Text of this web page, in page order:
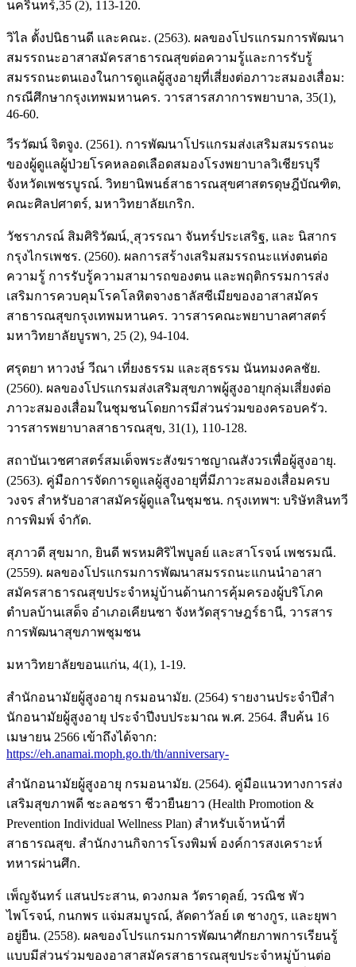
นครินทร์,35 (2), 113-120.
วิไล ตั้งปนิธานดี และคณะ. (2563). ผลของโปรแกรมการพัฒนา
สมรรถนะอาสาสมัครสาธารณสุขต่อความรู้และการรับรู้
สมรรถนะตนเองในการดูแลผู้สูงอายุที่เสี่ยงต่อภาวะสมองเสื่อม:
กรณีศึกษากรุงเทพมหานคร. วารสารสภาการพยาบาล, 35(1),
46-60.
วีรวัฒน์ จิตจูง. (2561). การพัฒนาโปรแกรมส่งเสริมสมรรถนะ
ของผู้ดูแลผู้ป่วยโรคหลอดเลือดสมองโรงพยาบาลวิเชียรบุรี
จังหวัดเพชรบูรณ์. วิทยานิพนธ์สาธารณสุขศาสตรดุษฎีบัณฑิต,
คณะศิลปศาตร์, มหาวิทยาลัยเกริก.
วัชราภรณ์ สิมศิริวัฒน์, ุสุวรรณา จันทร์ประเสริฐ, และ นิสากร
กรุงไกรเพชร. (2560). ผลการสร้างเสริมสมรรถนะแห่งตนต่อ
ความรู้ การรับรู้ความสามารถของตน และพฤติกรรมการส่ง
เสริมการควบคุมโรคโลหิตจางธาลัสซีเมียของอาสาสมัคร
สาธารณสุขกรุงเทพมหานคร. วารสารคณะพยาบาลศาสตร์
มหาวิทยาลัยบูรพา, 25 (2), 94-104.
ศรุตยา หาวงษ์ วีณา เที่ยงธรรม และสุธรรม นันทมงคลชัย.
(2560). ผลของโปรแกรมส่งเสริมสุขภาพผู้สูงอายุกลุ่มเสี่ยงต่อ
ภาวะสมองเสื่อมในชุมชนโดยการมีส่วนร่วมของครอบครัว.
วารสารพยาบาลสาธารณสุข, 31(1), 110-128.
สถาบันเวชศาสตร์สมเด็จพระสังฆราชญาณสังวรเพื่อผู้สูงอายุ.
(2563). คู่มือการจัดการดูแลผู้สูงอายุที่มีภาวะสมองเสื่อมครบ
วงจร สำหรับอาสาสมัครผู้ดูแลในชุมชน. กรุงเทพฯ: บริษัทสินทวี
การพิมพ์ จำกัด.
สุภาวดี สุขมาก, ยินดี พรหมศิริไพบูลย์ และสาโรจน์ เพชรมณี.
(2559). ผลของโปรแกรมการพัฒนาสมรรถนะแกนนำอาสา
สมัครสาธารณสุขประจำหมู่บ้านด้านการคุ้มครองผู้บริโภค
ตำบลบ้านเสด็จ อำเภอเคียนซา จังหวัดสุราษฎร์ธานี, วารสาร
การพัฒนาสุขภาพชุมชน
มหาวิทยาลัยขอนแก่น, 4(1), 1-19.
สํานักอนามัยผู้สูงอายุ กรมอนามัย. (2564) รายงานประจําปีสํา
นักอนามัยผู้สูงอายุ ประจําปีงบประมาณ พ.ศ. 2564. สืบค้น 16
เมษายน 2566 เข้าถึงได้จาก:
https://eh.anamai.moph.go.th/th/anniversary-
สำนักอนามัยผู้สูงอายุ กรมอนามัย. (2564). คู่มือแนวทางการส่ง
เสริมสุขภาพดี ชะลอชรา ชีวายืนยาว (Health Promotion &
Prevention Individual Wellness Plan) สำหรับเจ้าหน้าที่
สาธารณสุข. สำนักงานกิจการโรงพิมพ์ องค์การสงเคราะห์
ทหารผ่านศึก.
เพ็ญจันทร์ แสนประสาน, ดวงกมล วัตราดุลย์, วรณิช พัว
ไพโรจน์, กนกพร แจ่มสมบูรณ์, ลัดดาวัลย์ เต ชางกูร, และยุพา
อยู่ยืน. (2558). ผลของโปรแกรมการพัฒนาศักยภาพการเรียนรู้
แบบมีส่วนร่วมของอาสาสมัครสาธารณสุขประจำหมู่บ้านต่อ